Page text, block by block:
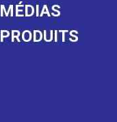
MÉDIAS
PRODUITS